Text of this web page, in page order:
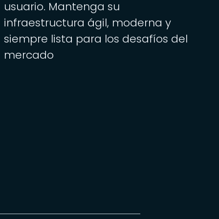
usuario. Mantenga su
infraestructura ágil, moderna y
siempre lista para los desafíos del
mercado